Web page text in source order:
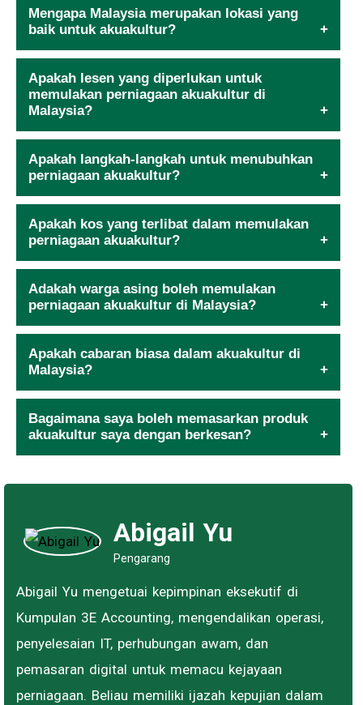
Mengapa Malaysia merupakan lokasi yang
baik untuk akuakultur?
Apakah lesen yang diperlukan untuk
memulakan perniagaan akuakultur di
Malaysia?
Apakah langkah-langkah untuk menubuhkan
perniagaan akuakultur?
Apakah kos yang terlibat dalam memulakan
perniagaan akuakultur?
Adakah warga asing boleh memulakan
perniagaan akuakultur di Malaysia?
Apakah cabaran biasa dalam akuakultur di
Malaysia?
Bagaimana saya boleh memasarkan produk
akuakultur saya dengan berkesan?
Abigail Yu
Pengarang
Abigail Yu mengetuai kepimpinan eksekutif di
Kumpulan 3E Accounting, mengendalikan operasi,
penyelesaian IT, perhubungan awam, dan
pemasaran digital untuk memacu kejayaan
perniagaan. Beliau memiliki ijazah kepujian dalam